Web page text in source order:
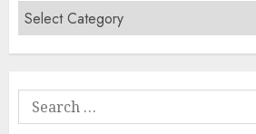
Cari
Senarai
Tumbuhan
Search
for: